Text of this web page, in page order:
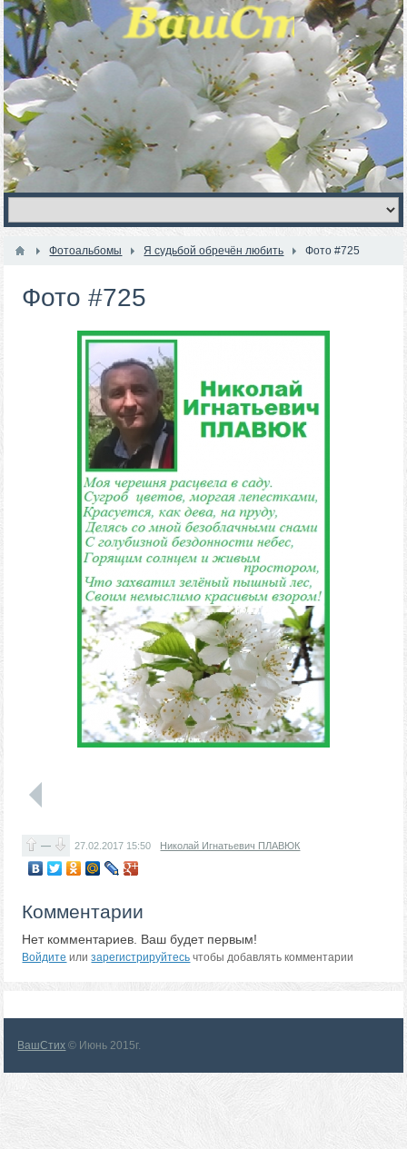
Фотоальбомы Я судьбой обречён любить Фото #725
Фото #725
— 27.02.2017 15:50 Николай Игнатьевич ПЛАВЮК
Комментарии
Нет комментариев. Ваш будет первым!
Войдите илизарегистрируйтесь чтобы добавлять комментарии
ВашСтих © Июнь 2015г.